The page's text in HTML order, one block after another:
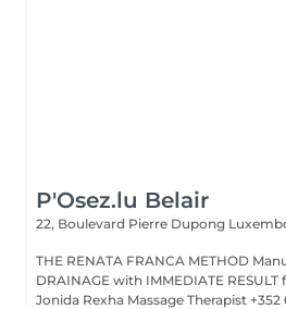
P'Osez.lu Belair
22, Boulevard Pierre Dupong
THE RENATA FRANCA METHOD Manual LYMPHATIC
DRAINAGE with IMMEDIATE RESULT from the first session.
Jonida Rexha Massage Therapist +352